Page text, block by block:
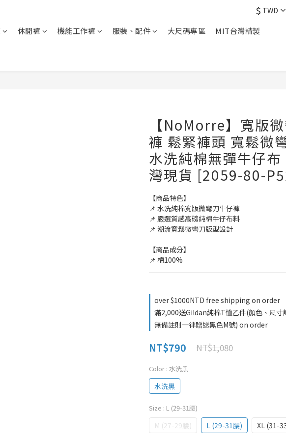
$ TWD
休閒褲 機能工作褲 服裝、配件 大尺碼專區
MIT台灣精製
【NoMorre】寬版
褲 鬆緊褲頭 寬鬆微
水洗純棉無彈牛仔布
灣現貨 [2059-80-
【商品特色】
📌 水洗純棉寬版微彎刀牛仔褲
📌 嚴選質感高磅純棉牛仔布料
📌 潮流寬鬆微彎刀版型設計
【商品成分】
📌 棉100%
over $1000NTD free shipping on order
滿2,000送Gildan純棉T恤乙件(顏色、尺寸
無備註則一律贈送黑色M號) on order
NT$790 NT$1,080
Color : 水洗黑
水洗黑
Size : L (29-31腰)
M (27-29腰) L (29-31腰) XL (31-